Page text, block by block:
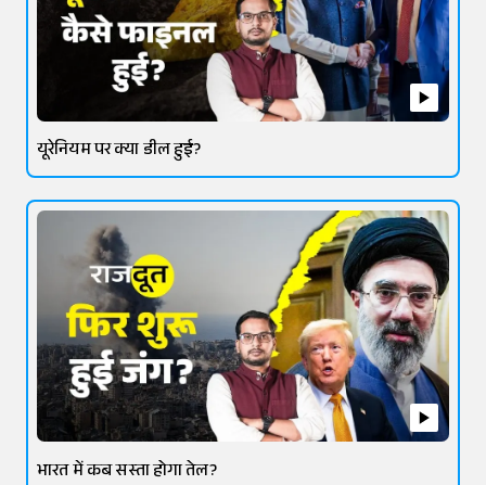
यूरेनियम पर क्या डील हुई?
भारत में कब सस्ता होगा तेल?